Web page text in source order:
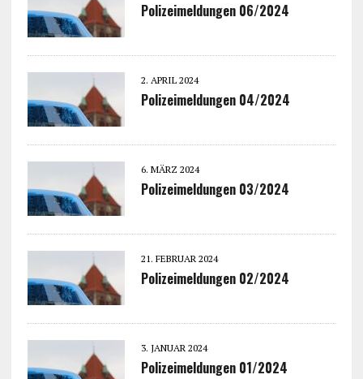
Polizeimeldungen 06/2024
2. APRIL 2024
Polizeimeldungen 04/2024
6. MÄRZ 2024
Polizeimeldungen 03/2024
21. FEBRUAR 2024
Polizeimeldungen 02/2024
3. JANUAR 2024
Polizeimeldungen 01/2024